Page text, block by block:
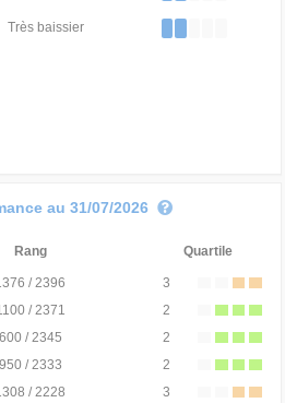
Très baissier
au 31/07/2026
Rang Quartile
/ 2396
3
/ 2371
2
600 / 2345
2
950 / 2333
2
/ 2228
3